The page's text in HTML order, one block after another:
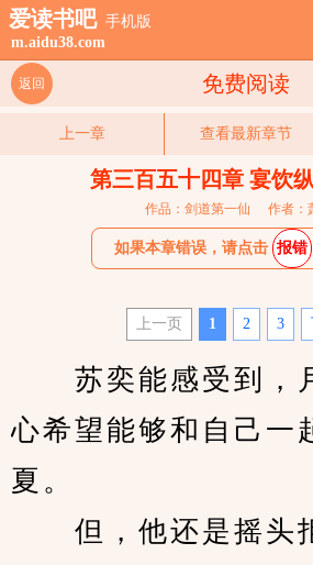
爱读书吧 手机版
m.aidu38.com
免费阅读
返回
上一章 查看最新章节
第三百五十四章 宴饮
作品：剑道第一仙 作者：
如果本章错误，请点击 报错
上一页 1 2 3
苏奕能感受到，
心希望能够和自己一
夏。
但，他还是摇头拒